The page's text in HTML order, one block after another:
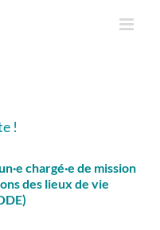
!
chargé·e de mission
des lieux de vie